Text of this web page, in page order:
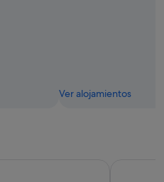
Ver alojamientos